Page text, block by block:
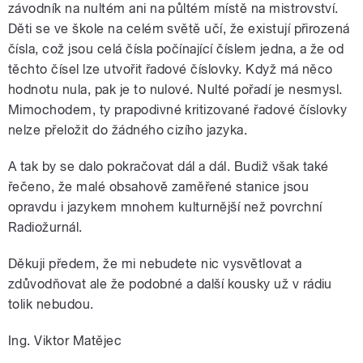
závodník na nultém ani na půltém místě na mistrovství.
Děti se ve škole na celém světě učí, že existují přirozená
čísla, což jsou celá čísla počínající číslem jedna, a že od
těchto čísel lze utvořit řadové číslovky. Když má něco
hodnotu nula, pak je to nulové. Nulté pořadí je nesmysl.
Mimochodem, ty prapodivné kritizované řadové číslovky
nelze přeložit do žádného cizího jazyka.
A tak by se dalo pokračovat dál a dál. Budiž však také
řečeno, že malé obsahově zaměřené stanice jsou
opravdu i jazykem mnohem kulturnější než povrchní
Radiožurnál.
Děkuji předem, že mi nebudete nic vysvětlovat a
zdůvodňovat ale že podobné a další kousky už v rádiu
tolik nebudou.
Ing. Viktor Matějec